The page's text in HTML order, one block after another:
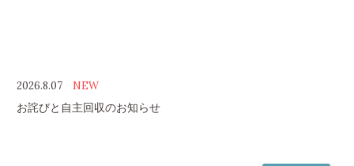
2026.8.07 NEW
お詫びと自主回収のお知らせ